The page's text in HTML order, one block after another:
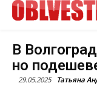
В
но
29.05.2025 Татьяна